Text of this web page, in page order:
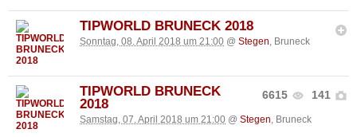
TIPWORLD BRUNECK 2018
Sonntag, 08. April 2018 um 21:00 @ Stegen , Bruneck
6615 141
TIPWORLD BRUNECK
2018
Samstag, 07. April 2018 um 21:00 @ Stegen , Bruneck